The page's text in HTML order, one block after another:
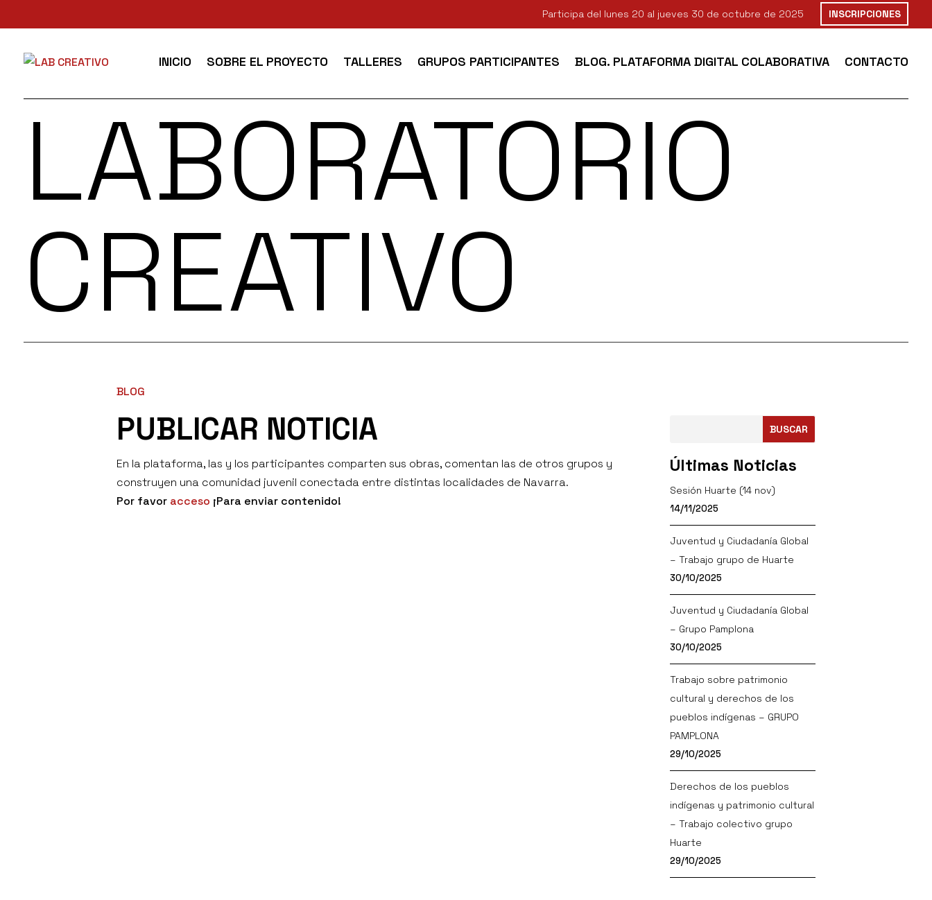
Participa del lunes 20 al jueves 30 de octubre de 2025 INSCRIPCIONES
INICIO SOBRE EL PROYECTO TALLERES GRUPOS PARTICIPANTES BLOG. PLATAFORMA DIGITAL COLABORATIVA CONTACTO
LABORATORIO
CREATIVO
BLOG
PUBLICAR NOTICIA
En la plataforma, las y los participantes comparten sus obras, comentan las de otros grupos y
construyen una comunidad juvenil conectada entre distintas localidades de Navarra.
Por favor acceso ¡Para enviar contenido!
BUSCAR
Últimas Noticias
Sesión Huarte (14 nov)
14/11/2025
Juventud y Ciudadanía Global
– Trabajo grupo de Huarte
30/10/2025
Juventud y Ciudadanía Global
– Grupo Pamplona
30/10/2025
Trabajo sobre patrimonio
cultural y derechos de los
pueblos indígenas – GRUPO
PAMPLONA
29/10/2025
Derechos de los pueblos
indígenas y patrimonio cultural
– Trabajo colectivo grupo
Huarte
29/10/2025